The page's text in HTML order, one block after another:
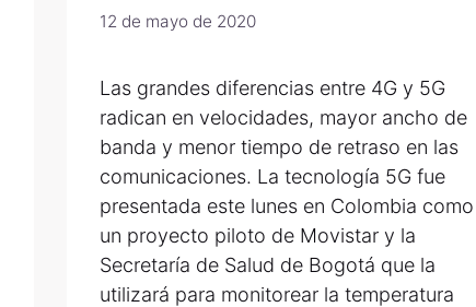
12 de mayo de 2020
Las grandes diferencias entre 4G y 5G
radican en velocidades, mayor ancho de
banda y menor tiempo de retraso en las
comunicaciones. La tecnología 5G fue
presentada este lunes en Colombia como
un proyecto piloto de Movistar y la
Secretaría de Salud de Bogotá que la
utilizará para monitorear la temperatura